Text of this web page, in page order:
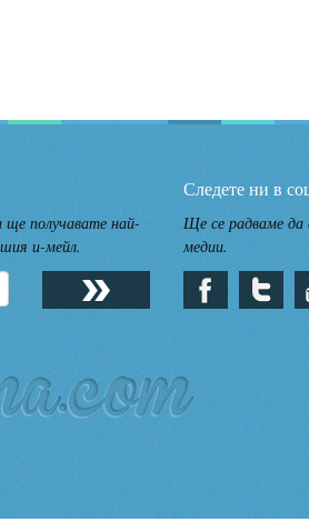
получавате най-
и-мейл.
Следете ни в
Ще се радваме да
медии.